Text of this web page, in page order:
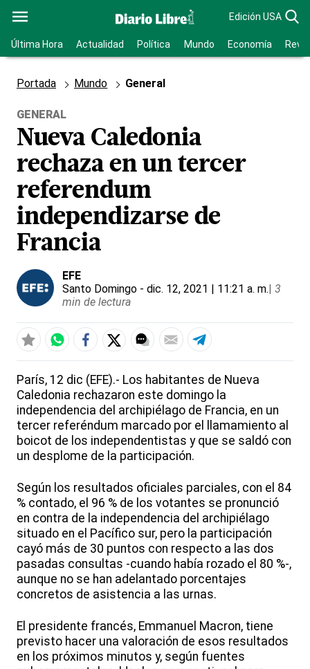
Edición USA
Última Hora Actualidad Política Mundo Economía
Portada Mundo General
GENERAL
Nueva Caledonia
rechaza en un tercer
referendum
independizarse de
Francia
EFE
Santo Domingo - dic. 12, 2021 | 11:21 a. m.| 3
min de lectura
París, 12 dic (EFE).- Los habitantes de Nueva
Caledonia rechazaron este domingo la
independencia del archipiélago de Francia, en un
tercer referéndum marcado por el llamamiento al
boicot de los independentistas y que se saldó con
un desplome de la participación.
Según los resultados oficiales parciales, con el 84
% contado, el 96 % de los votantes se pronunció
en contra de la independencia del archipiélago
situado en el Pacífico sur, pero la participación
cayó más de 30 puntos con respecto a las dos
pasadas consultas -cuando había rozado el 80 %-,
aunque no se han adelantado porcentajes
concretos de asistencia a las urnas.
El presidente francés, Emmanuel Macron, tiene
previsto hacer una valoración de esos resultados
en los próximos minutos y, según fuentes